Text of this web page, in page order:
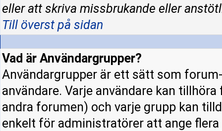
eller att skriva missbrukande eller
Till överst på sidan
Vad är Användargrupper?
Användargrupper är ett sätt som
användare. Varje användare kan
andra forumen) och varje grupp kan
enkelt för administratörer att ange